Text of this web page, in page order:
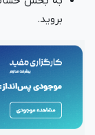
بروید.